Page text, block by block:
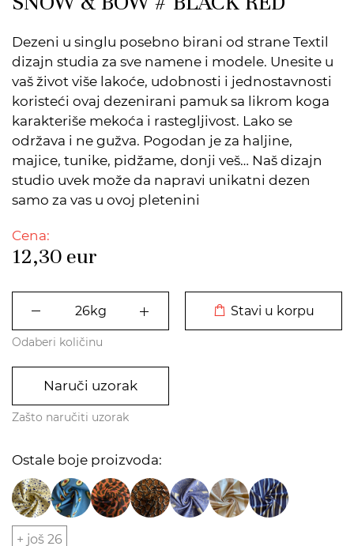
Dezeni u singlu posebno birani od strane Textil
dizajn studia za sve namene i modele. Unesite u
vaš život više lakoće, udobnosti i jednostavnosti
koristeći ovaj dezenirani pamuk sa likrom koga
karakteriše mekoća i rastegljivost. Lako se
održava i ne gužva. Pogodan je za haljine,
majice, tunike, pidžame, donji veš… Naš dizajn
studio uvek može da napravi unikatni dezen
samo za vas u ovoj pletenini
Cena:
12,30 eur
Stavi u korpu
Odaberi količinu
Naruči uzorak
Zašto naručiti uzorak
Ostale boje proizvoda:
+ još 26